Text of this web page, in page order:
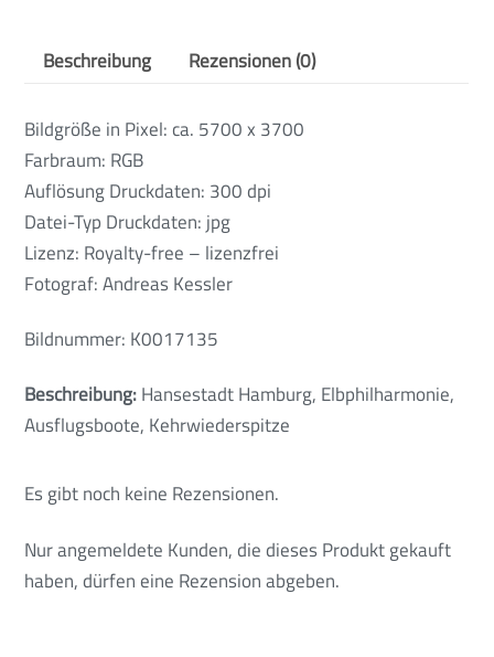
Beschreibung Rezensionen (0)
Bildgröße in Pixel: ca. 5700 x 3700
Farbraum: RGB
Auflösung Druckdaten: 300 dpi
Datei-Typ Druckdaten: jpg
Lizenz: Royalty-free – lizenzfrei
Fotograf: Andreas Kessler
Bildnummer: K0017135
Beschreibung:Hansestadt Hamburg, Elbphilharmonie,
Ausflugsboote, Kehrwiederspitze
Es gibt noch keine Rezensionen.
Nur angemeldete Kunden, die dieses Produkt gekauft
haben, dürfen eine Rezension abgeben.